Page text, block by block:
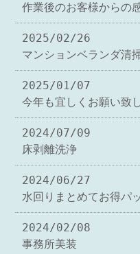
作業後のお客様からの
2025/02/26
マンションベランダ清
2025/01/07
今年も宜しくお願い致
2024/07/09
床剥離洗浄
2024/06/27
水回りまとめてお得パ
2024/02/08
事務所美装